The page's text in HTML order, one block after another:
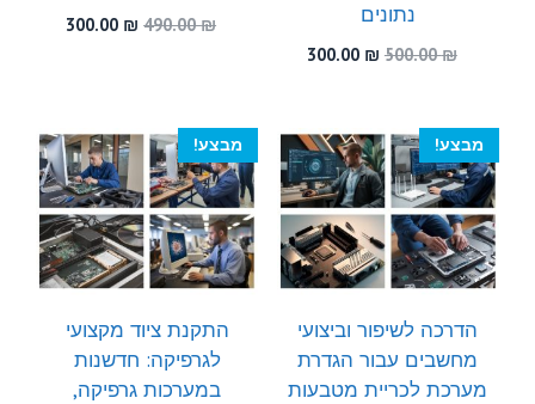
נתונים
500.00₪
המחיר
500.00 ₪.
300.00 ₪
300.00 ₪.
490.00₪
המחיר
300.00 ₪
המחיר
מבצע!
הדרכה לשיפור וביצועי
מחשבים עבור הגדרת
מערכת לכריית מטבעות
מבצע!
התקנת ציוד מקצועי
לגרפיקה: חדשנות
במערכות גרפיקה,